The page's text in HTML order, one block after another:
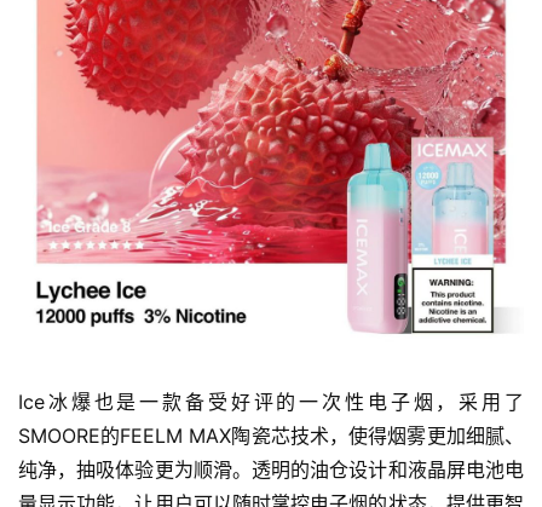
Ice冰爆也是一款备受好评的一次性电子烟，采用了
SMOORE的FEELM MAX陶瓷芯技术，使得烟雾更加细腻、
纯净，抽吸体验更为顺滑。透明的油仓设计和液晶屏电池电